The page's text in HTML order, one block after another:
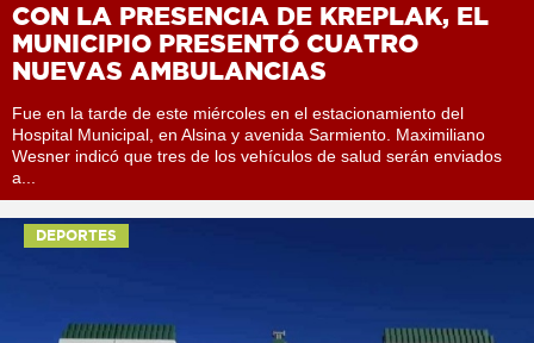
CON LA PRESENCIA DE KREPLAK, EL
MUNICIPIO PRESENTÓ CUATRO
NUEVAS AMBULANCIAS
Fue en la tarde de este miércoles en el estacionamiento del
Hospital Municipal, en Alsina y avenida Sarmiento. Maximiliano
Wesner indicó que tres de los vehículos de salud serán enviados
a...
DEPORTES